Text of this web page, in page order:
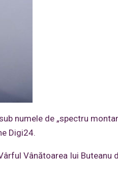
numele de „spectru
Digi24.
Vânătoarea lui